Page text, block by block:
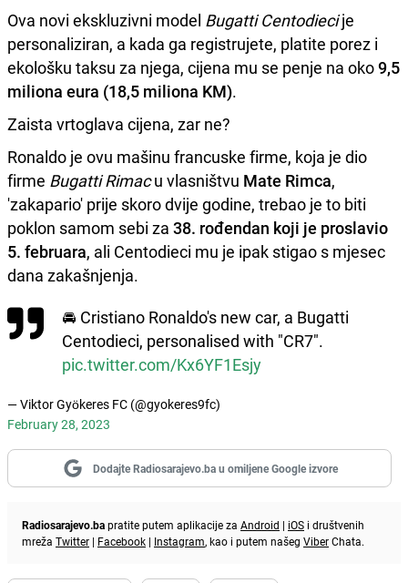
Ova novi ekskluzivni model Bugatti Centodiecije
personaliziran, a kada ga registrujete, platite porez i
ekološku taksu za njega, cijena mu se penje na oko9,5
miliona eura (18,5 miliona KM).
Zaista vrtoglava cijena, zar ne?
Ronaldo je ovu mašinu francuske firme, koja je dio
firme Bugatti Rimacu vlasništvu Mate Rimca,
'zakapario' prije skoro dvije godine, trebao je to biti
poklon samom sebi za 38. rođendan koji je proslavio
5. februara, ali Centodieci mu je ipak stigao s mjesec
dana zakašnjenja.
🚘 Cristiano Ronaldo's new car, a Bugatti
Centodieci, personalised with "CR7".
pic.twitter.com/Kx6YF1Esjy
— Viktor Gyökeres FC (@gyokeres9fc)
February 28, 2023
Dodajte Radiosarajevo.ba u omiljene Google izvore
Radiosarajevo.bapratite putem aplikacije za Android | iOS i društvenih
mreža Twitter | Facebook | Instagram, kao i putem našeg ViberChata.